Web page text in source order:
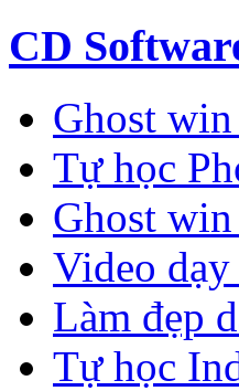
CD
Ghost
Tự học
Ghost
Video
Làm đẹp
Tự học